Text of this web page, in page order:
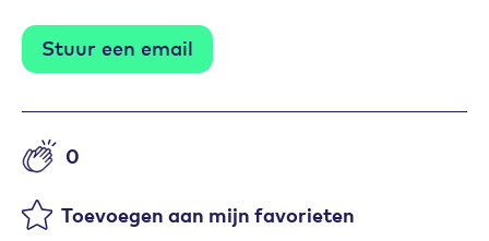
Stuur een email
Aantal likes
0
Toevoegen aan mijn favorieten